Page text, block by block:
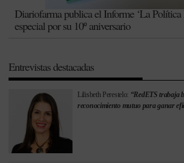
Diariofarma publica el Informe ‘La Política
especial por su 10º aniversario
Entrevistas destacadas
Lilisbeth Perestelo: “RedETS trabaja
reconocimiento mutuo para ganar